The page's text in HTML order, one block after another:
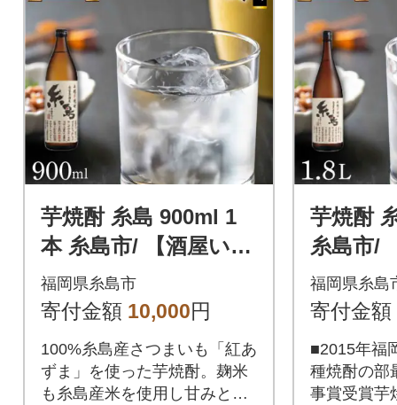
芋焼酎 糸島 900ml 1
本 糸島市/ 【酒屋いと
う[ARA003]
福岡県糸島市
寄付金額 10,000円
100%糸島産さつまいも「紅あ
ずま」を使った芋焼酎。麹米
も糸島産米を使用し甘みとコ
芋焼酎
糸島市/
福岡県糸島
寄付金額
■2015年福
種焼酎の部
事賞受賞芋